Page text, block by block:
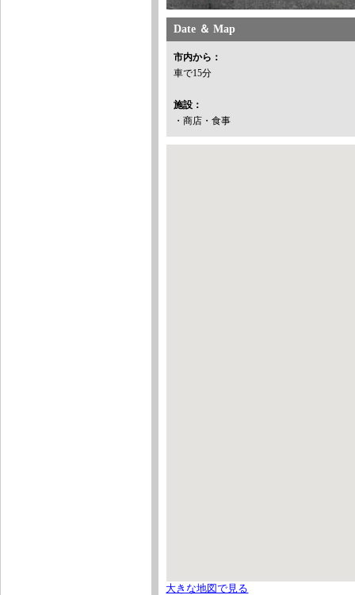
Date ＆ Map
市内から：
車で15分
施設：
・商店・食事
大きな地図で見る